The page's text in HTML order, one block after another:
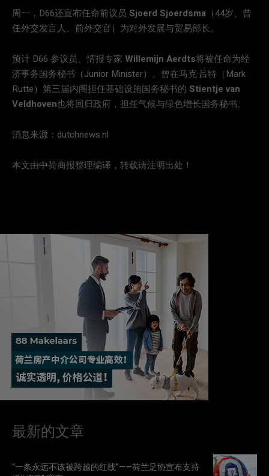
周一，D66还宣布任命前议员 Sjoerd Sjoerdsma （44岁、曾
任外交发言人、前外交官）为对外发展与贸易部长。
预计 D66 参议员、情报专家 Willemijn Aerdts将被任命为经
济事务国务秘书（Junior Minister）。曾在马克·吕特（Mark
Rutte）第三届内阁担任基础设施国务秘书的 Stientje van
Veldhoven也将回归政府，担任气候与绿色增长国务秘书。
消息来源：dutchnews.nl
本文由中荷商报整理编译，转载请注明出处！
最新的文章
“一条永远不该被跨越的红线”——荷兰足协宣布支持